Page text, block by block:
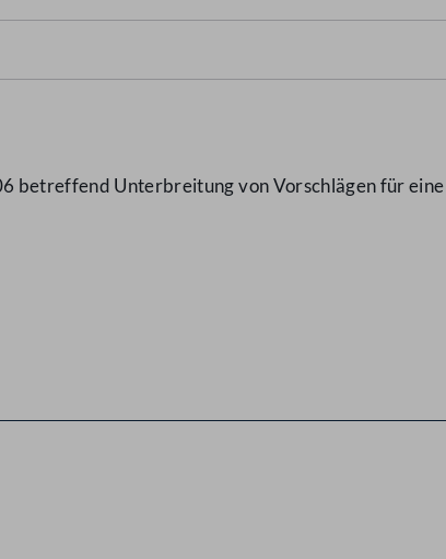
betreffend Unterbreitung von Vorschlägen für